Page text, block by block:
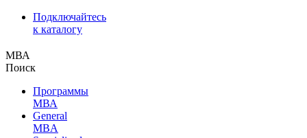
Подключайтесь
к каталогу
МВА
Поиск
Программы
МВА
General
MBA